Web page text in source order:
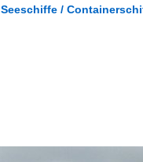
Seeschiffe /